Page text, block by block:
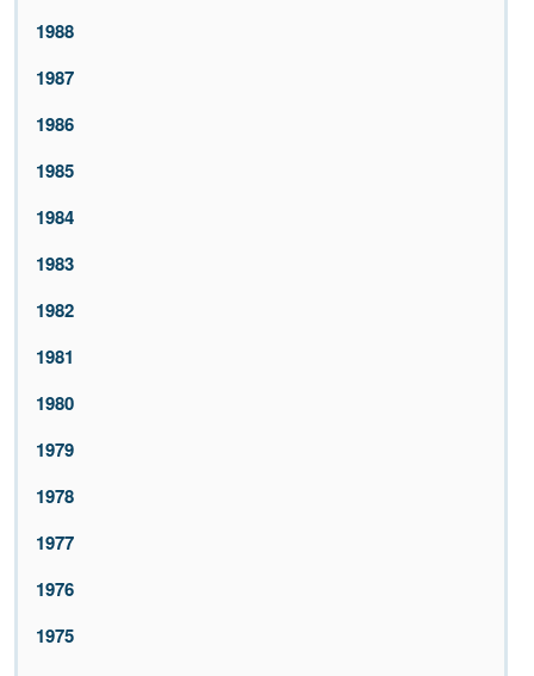
1988
1987
1986
1985
1984
1983
1982
1981
1980
1979
1978
1977
1976
1975